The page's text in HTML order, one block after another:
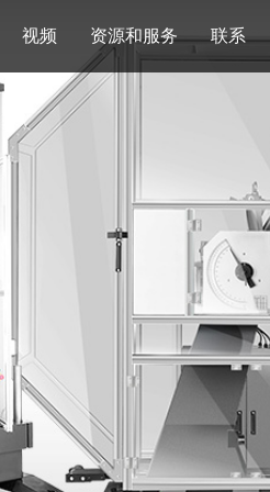
视频 资源和服务 联系